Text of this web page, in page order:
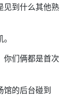
见到什么其他熟
你们俩都是首次
馆的后台碰到